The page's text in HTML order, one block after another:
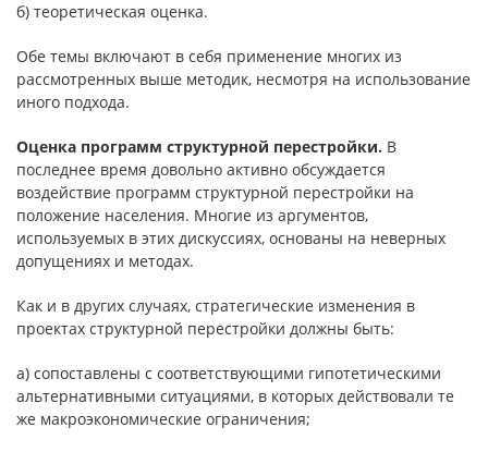
б) теоретическая оценка.
Обе темы включают в себя применение многих из
рассмотренных выше методик, несмотря на использование
иного подхода.
Оценка программ структурной перестройки. В
последнее время довольно активно обсуждается
воздействие программ структурной пере­стройки на
положение населения. Многие из аргументов,
используемых в этих дискуссиях, основаны на неверных
допущениях и методах.
Как и в других случаях, стратегические изменения в
проектах струк­турной перестройки должны быть:
а) сопоставлены с соответствующими гипотетическими
альтернатив­ными ситуациями, в которых действовали те
же макроэкономические огра­ничения;